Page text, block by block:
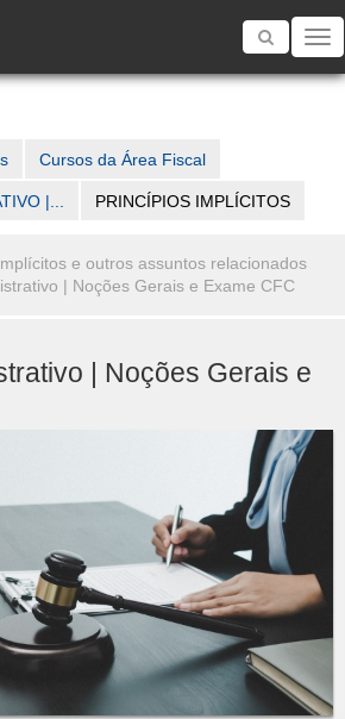
Toggle
Cursos da Área Fiscal
|... PRINCÍPIOS IMPLÍCITOS
e outros assuntos relacionados
| Noções Gerais e Exame CFC
| Noções Gerais e